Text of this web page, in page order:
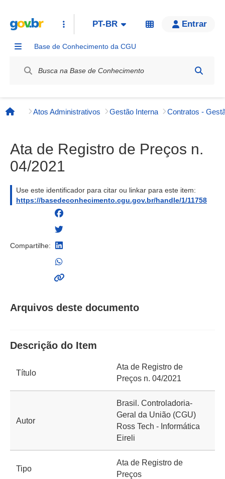
PT-BR Entrar
Base de Conhecimento da CGU
Página inicial
Atos Administrativos Gestão Interna Contratos -
Ata de Registro de Preços n.
04/2021
Use este identificador para citar ou linkar para este item:
https://basedeconhecimento.cgu.gov.br/handle/1/11758
Compartilhe:
Arquivos deste documento
Descrição do Item
Título
Ata de Registro de
Preços n. 04/2021
Autor
Brasil. Controladoria-
Geral da União (CGU)
Ross Tech - Informática
Eireli
Tipo
Ata de Registro de
Preços